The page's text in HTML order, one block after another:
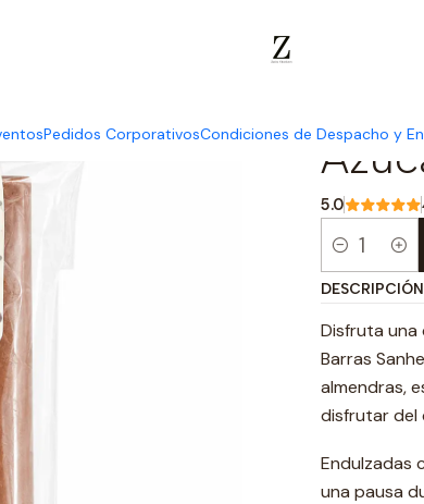
Pedidos CorporativosCondiciones de Despacho y
5.0
Cantidad
DESCRIPCIÓN
Disfruta una
Barras
almendras,
disfrutar del
Endulzadas
una pausa